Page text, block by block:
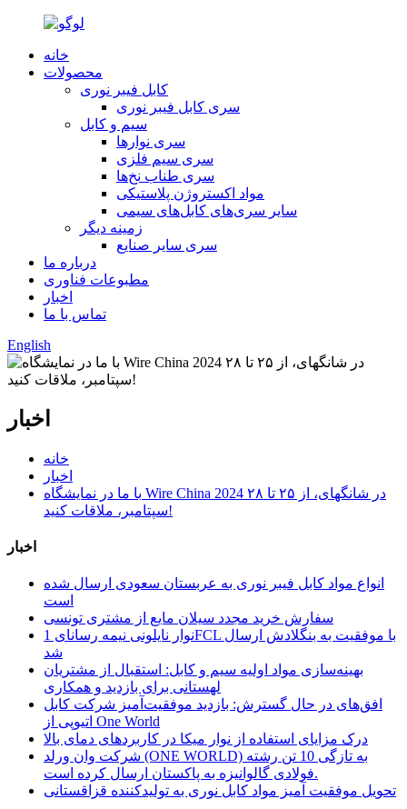
خانه
محصولات
کابل فیبر نوری
سری کابل فیبر نوری
سیم و کابل
سری نوارها
سری سیم فلزی
سری طناب نخ‌ها
مواد اکستروژن پلاستیکی
سایر سری‌های کابل‌های سیمی
زمینه دیگر
سری سایر صنایع
درباره ما
مطبوعات فناوری
اخبار
تماس با ما
English
اخبار
خانه
اخبار
با ما در نمایشگاه Wire China 2024 در شانگهای، از ۲۵ تا ۲۸
سپتامبر، ملاقات کنید!
اخبار
انواع مواد کابل فیبر نوری به عربستان سعودی ارسال شده
است
سفارش خرید مجدد سیلان مایع از مشتری تونسی
نوار نایلونی نیمه رسانای 1FCL با موفقیت به بنگلادش ارسال
شد
بهینه‌سازی مواد اولیه سیم و کابل: استقبال از مشتریان
لهستانی برای بازدید و همکاری
افق‌های در حال گسترش: بازدید موفقیت‌آمیز شرکت کابل
اتیوپی از One World
درک مزایای استفاده از نوار میکا در کاربردهای دمای بالا
شرکت وان ورلد (ONE WORLD) به تازگی 10 تن رشته
فولادی گالوانیزه به پاکستان ارسال کرده است.
تحویل موفقیت آمیز مواد کابل نوری به تولیدکننده قزاقستانی